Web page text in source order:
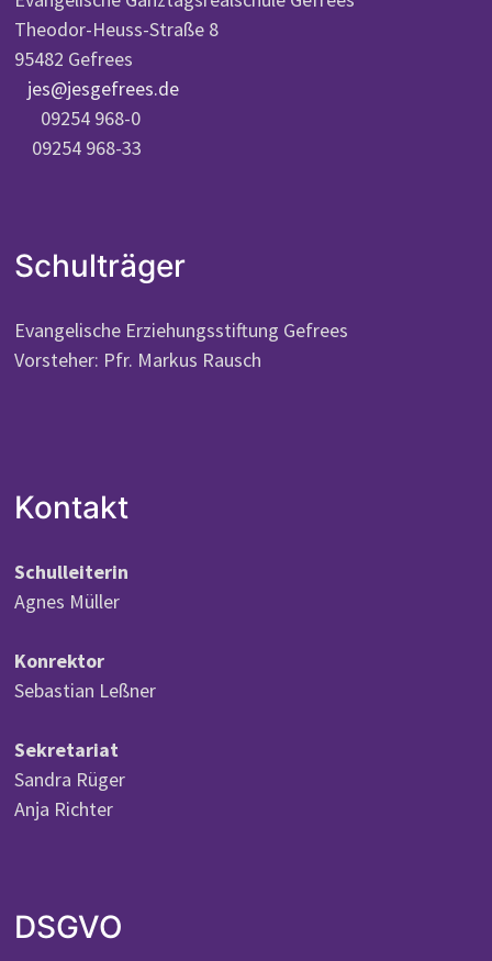
Theodor-Heuss-Straße 8
95482 Gefrees
jes@jesgefrees.de
09254 968-0
09254 968-33
Schulträger
Evangelische Erziehungsstiftung Gefrees
Vorsteher: Pfr. Markus Rausch
Kontakt
Schulleiterin
Agnes Müller
Konrektor
Sebastian Leßner
Sekretariat
Sandra Rüger
Anja Richter
DSGVO